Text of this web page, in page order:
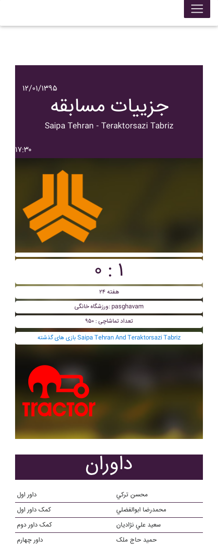
۱۲/۰۱/۱۳۹۵
جزییات مسابقه
Saipa Tehran - Teraktorsazi Tabriz
۱۷:۳۰
۰ : ۱
هفته ۲۴
ورزشگاه خانگی: pasghavam
تعداد تماشاچی : ۹۵۰
بازی های گذشته Saipa Tehran And Teraktorsazi Tabriz
داوران
داور اول
محسن ترکي
کمک داور اول
محمدرضا ابوالفضلي
کمک داور دوم
سعيد علي نژاديان
داور چهارم
حميد حاج ملک